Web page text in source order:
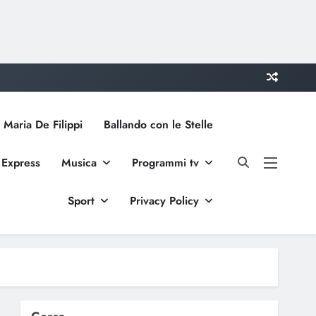
De Filippi Ballando con le Stelle
Musica Programmi tv
Sport Privacy Policy